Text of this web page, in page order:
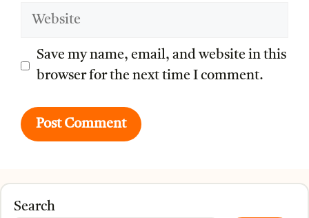
Website
Save my name, email, and website in this
browser for the next time I comment.
Search